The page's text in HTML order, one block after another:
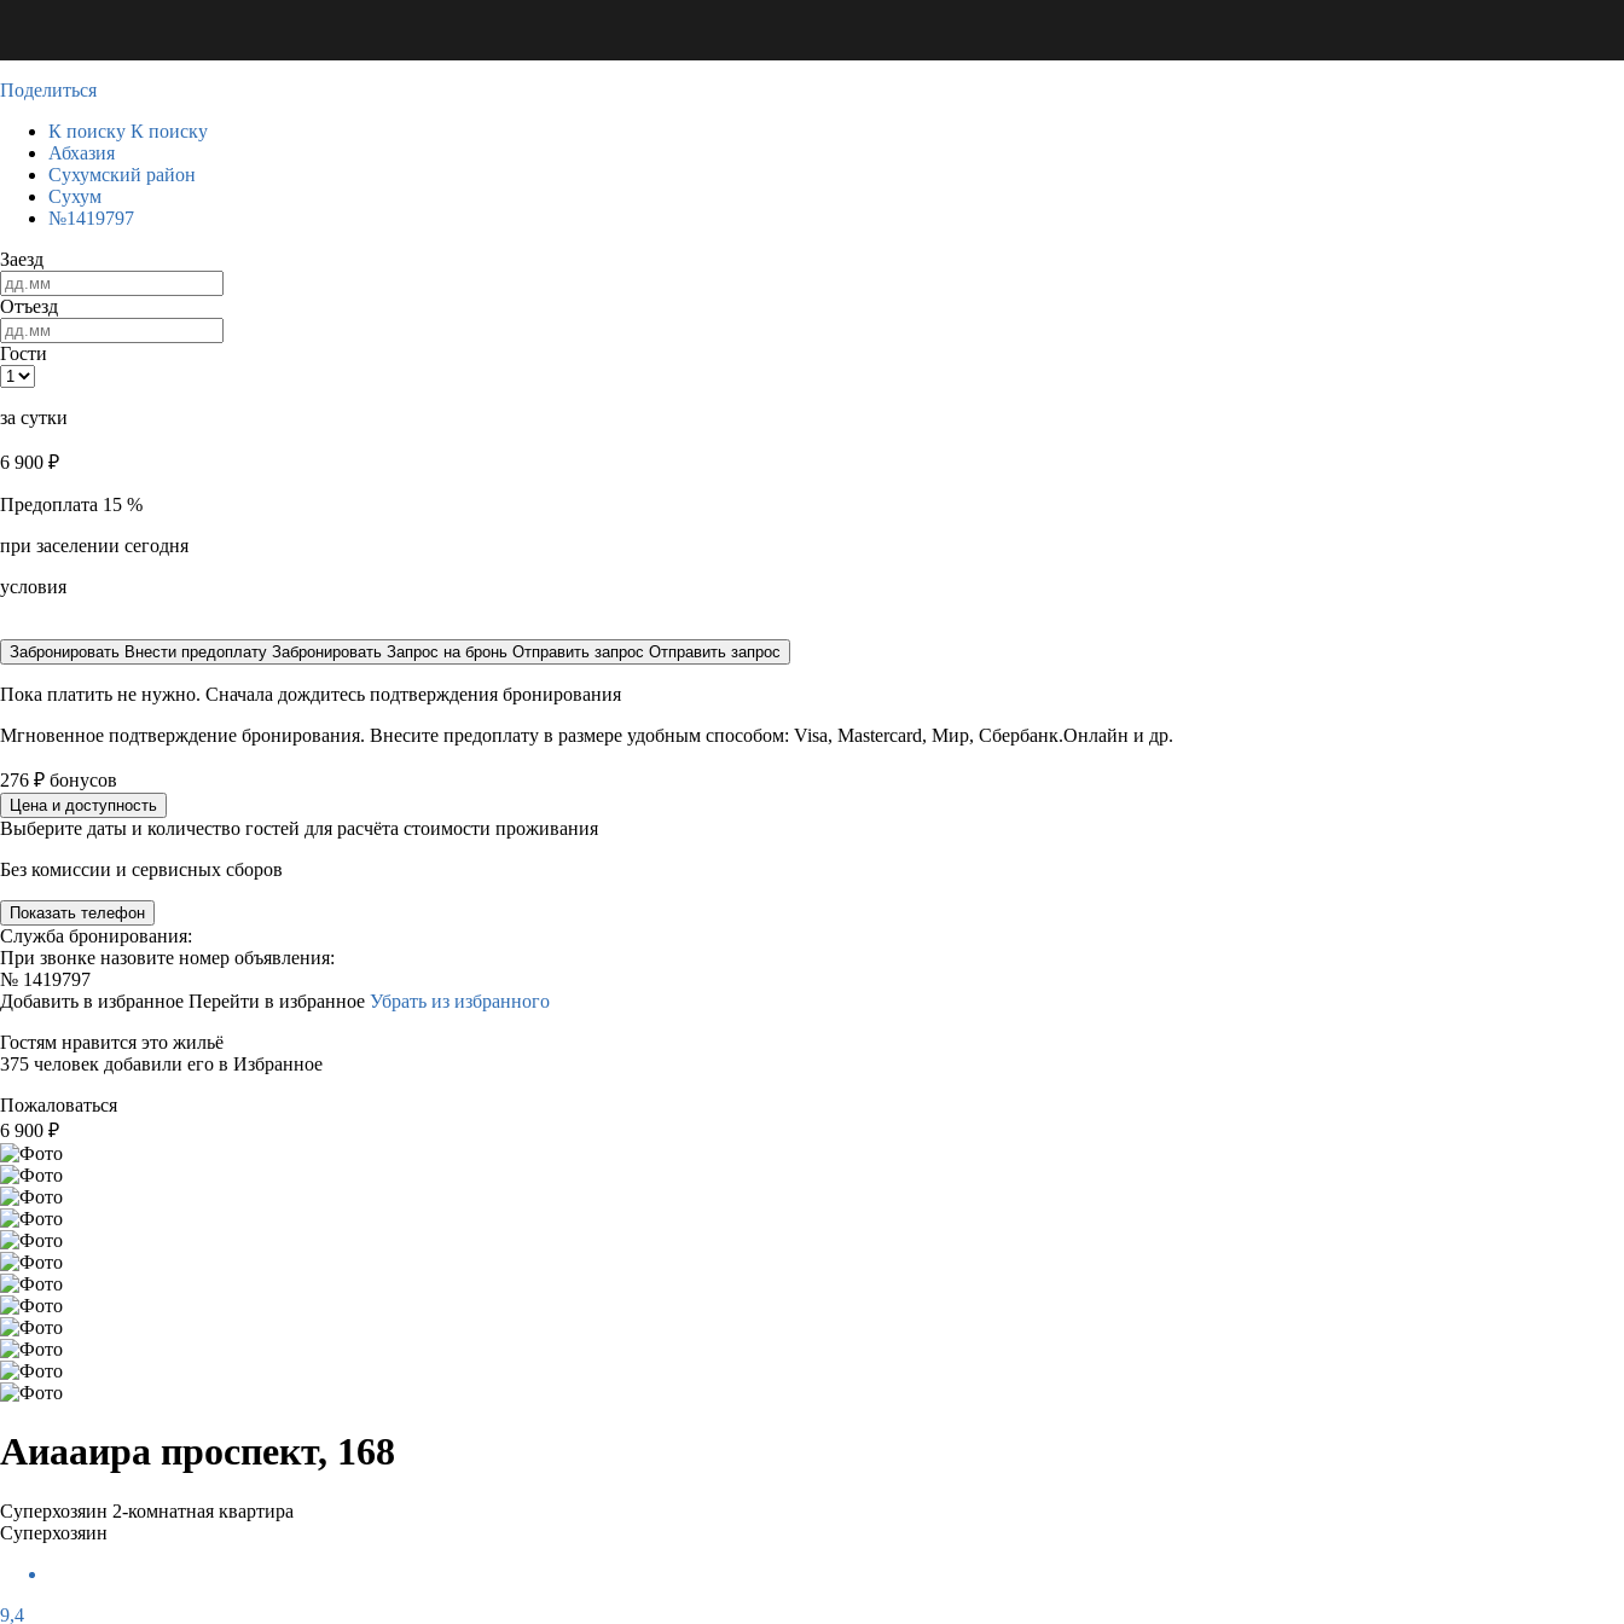
Поделиться
К поиску К поиску
Абхазия
Сухумский район
Сухум
№1419797
Заезд
Отъезд
Гости
за сутки
6 900 ₽
Предоплата 15 %
при заселении сегодня
условия
Забронировать Внести предоплату Забронировать Запрос на бронь Отправить запрос Отправить запрос
Пока платить не нужно. Сначала дождитесь подтверждения бронирования
Мгновенное подтверждение бронирования. Внесите предоплату в размере удобным способом: Visa, Mastercard, Мир, Сбербанк.Онлайн и др.
276 ₽ бонусов
Цена и доступность
Выберите даты и количество гостей для расчёта стоимости проживания
Без комиссии и сервисных сборов
Показать телефон
Служба бронирования:
При звонке назовите номер объявления:
№ 1419797
Добавить в избранное Перейти в избранное Убрать из избранного
Гостям нравится это жильё
375 человек добавили его в Избранное
Пожаловаться
6 900 ₽
Аиааира проспект, 168
Суперхозяин 2-комнатная квартира
Суперхозяин
9,4